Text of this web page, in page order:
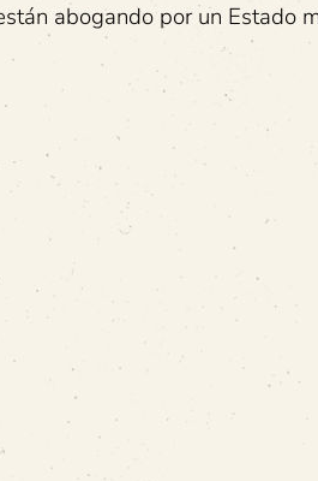
abogando por un Estado